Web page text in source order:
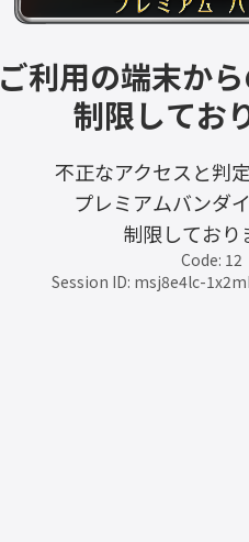
ご利用の端末か
制限してお
不正なアクセスと判
プレミアムバンダ
制限しており
Code: 12
Session ID: msj8e4lc-